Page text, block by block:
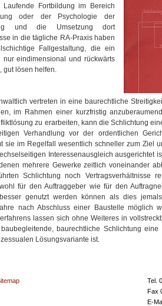
Laufende Fortbildung im Bereich
oder der Psychologie der
und die Umsetzung dort
in die tägliche RA-Praxis haben
Fallgestaltung, die ein
nur eindimensional und rückwärts
lösen helfen.
vertreten in eine baurechtliche
im Rahmen einer kurzfristig
zu erarbeiten, kann die Schlichtung
Verhandlung vor der ordentlichen
sie im Regelfall wesentlich schneller zum Ziel
Interessenausgleich ausgerichtet
mehrere Gewerke zeitlich voneinander
Schlichtung noch Vertragsverhältnisse
für den Auftraggeber wie für den
genutzt werden können als dies
nach Abschluss einer Baustelle möglich
lassen sich ohne Weiteres in
baurechtliche Schlichtung eine
Lösungsvariante ist.
Tel.
Fax
E-